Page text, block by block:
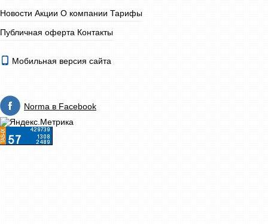
Новости Акции О компании Тарифы
Публичная оферта Контакты
Мобильная версия сайта
Norma в Facebook